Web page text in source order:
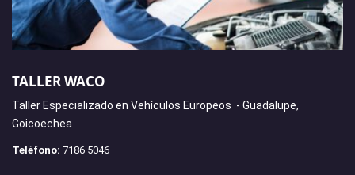
TALLER WACO
Taller Especializado en Vehículos Europeos - Guadalupe,
Goicoechea
Teléfono: 7186 5046